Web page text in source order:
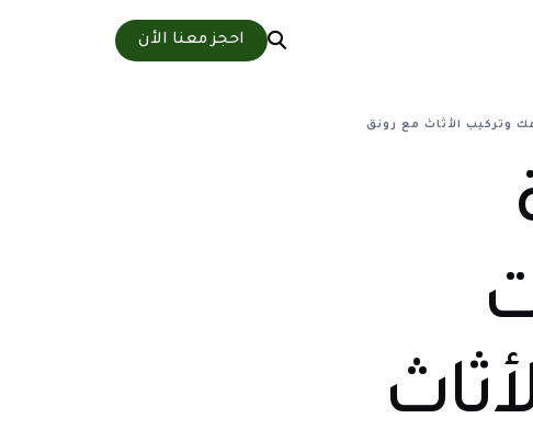
احجز معنا الأن
وتركيب الأثاث مع رونق